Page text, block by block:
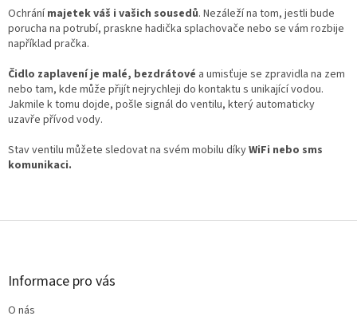
Ochránímajetek váš i vašich sousedů. Nezáleží na tom, jestli bude
porucha na potrubí, praskne hadička splachovače nebo se vám rozbije
například pračka.
Čidlo zaplavení je malé, bezdrátové a umisťuje se zpravidla na zem
nebo tam, kde může přijít nejrychleji do kontaktu s unikající vodou.
Jakmile k tomu dojde, pošle signál do ventilu, který automaticky
uzavře přívod vody.
Stav ventilu můžete sledovat na svém mobilu díkyWiFi nebo sms
komunikaci.
Z
Informace pro vás
O nás